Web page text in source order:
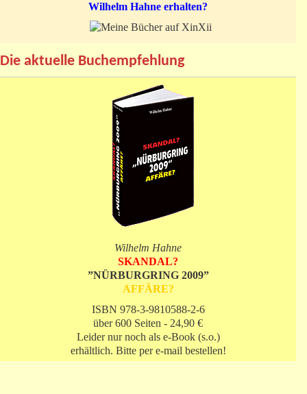
Wilhelm Hahne erhalten?
Die aktuelle Buchempfehlung
Wilhelm Hahne
SKANDAL?
”NÜRBURGRING 2009”
AFFÄRE?
ISBN 978-3-9810588-2-6
über 600 Seiten - 24,90 €
Leider nur noch als e-Book (s.o.)
erhältlich. Bitte per e-mail bestellen!